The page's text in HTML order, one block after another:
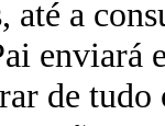
até a
enviará
de